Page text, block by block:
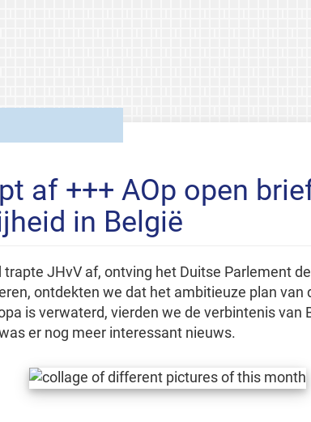
af +++ AOp open
in België
JHvV af, ontving het Duitse Parlement
ontdekten we dat het ambitieuze plan van
is verwaterd, vierden we de verbintenis van
er nog meer interessant nieuws.